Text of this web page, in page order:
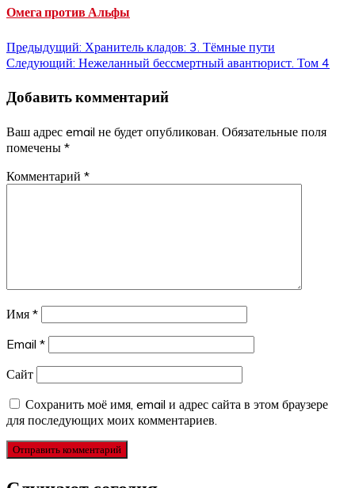
Омега против Альфы
Навигация
записям
Предыдущий: Хранитель кладов: 3. Тёмные пути
Следующий: Нежеланный бессмертный авантюрист. Том 4
Добавить комментарий
Ваш адрес email не будет опубликован. Обязательные поля
помечены *
Комментарий *
Имя *
Email *
Сайт
Сохранить моё имя, email и адрес сайта в этом браузере
для последующих моих комментариев.